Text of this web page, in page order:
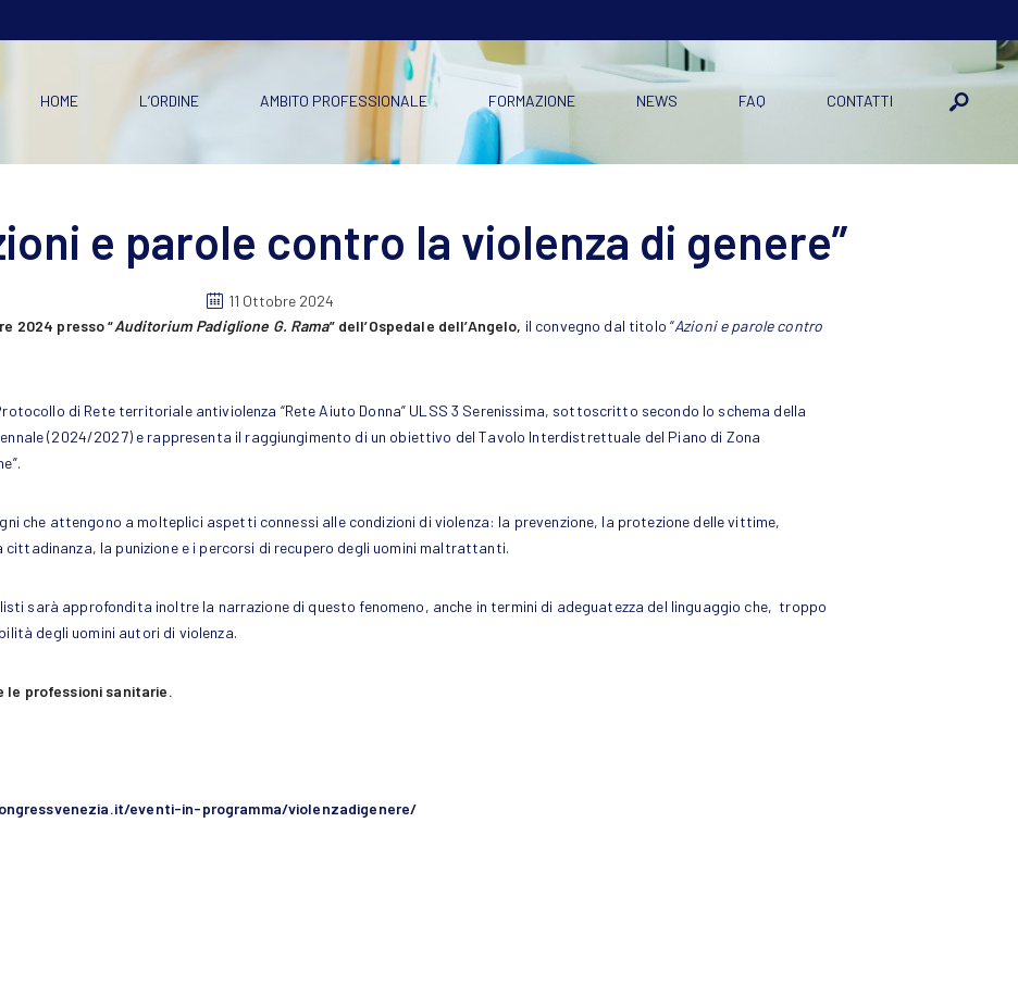
HOME L’ORDINE AMBITO PROFESSIONALE FORMAZIONE NEWS FAQ CONTATTI
e parole contro la violenza di genere”
11 Ottobre 2024
2024 presso “Auditorium Padiglione G. Rama” dell’Ospedale dell’Angelo, il convegno dal titolo “Azioni e parole contro
di Rete territoriale antiviolenza “Rete Aiuto Donna” ULSS 3 Serenissima, sottoscritto secondo lo schema della
(2024/2027) e rappresenta il raggiungimento di un obiettivo del Tavolo Interdistrettuale del Piano di Zona
che attengono a molteplici aspetti connessi alle condizioni di violenza: la prevenzione, la protezione delle vittime,
cittadinanza, la punizione e i percorsi di recupero degli uomini maltrattanti.
sarà approfondita inoltre la narrazione di questo fenomeno, anche in termini di adeguatezza del linguaggio che, troppo
degli uomini autori di violenza.
le professioni sanitarie.
eventi-in-programma/violenzadigenere/